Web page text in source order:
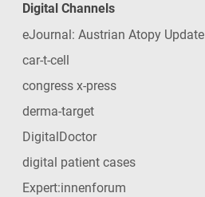
Digital Channels
eJournal: Austrian Atopy Update
car-t-cell
congress x-press
derma-target
DigitalDoctor
digital patient cases
Expert:innenforum